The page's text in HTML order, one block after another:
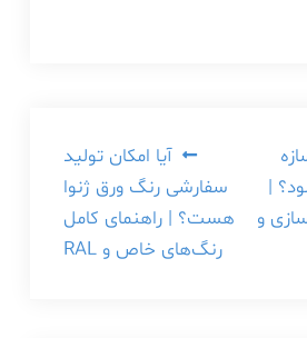
آیا امکان تولید
سفارشی رنگ ورق ژنوا
هست؟ | راهنمای کامل
رنگ‌های خاص و RAL
|
و